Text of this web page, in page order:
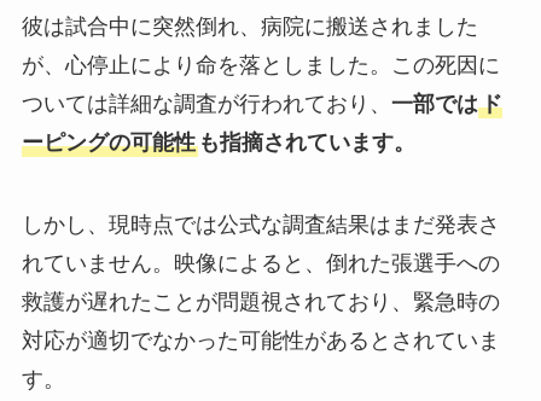
彼は試合中に突然倒れ、病院に搬送されました
が、心停止により命を落としました。この死因に
ついては詳細な調査が行われており、 一部ではド
ーピングの可能性も指摘されています。
しかし、現時点では公式な調査結果はまだ発表さ
れていません。映像によると、倒れた張選手への
救護が遅れたことが問題視されており、緊急時の
対応が適切でなかった可能性があるとされていま
す。